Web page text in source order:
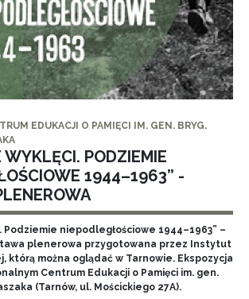
EDUKACJI O PAMIĘCI IM. GEN. BRYG.
WYKLĘCI. PODZIEMIE
1944–1963” -
Podziemie niepodległościowe 1944–1963” –
plenerowa przygotowana przez Instytut
którą można oglądać w Tarnowie. Ekspozycja
Centrum Edukacji o Pamięci im. gen.
(Tarnów, ul. Mościckiego 27A).